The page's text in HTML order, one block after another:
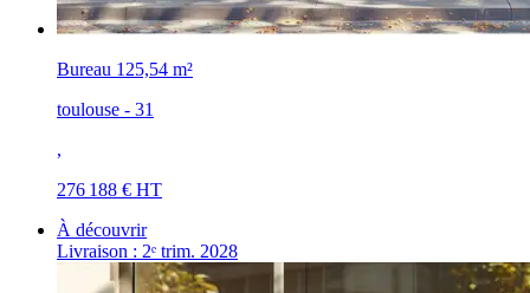
Bureau 125,54 m²
toulouse - 31
,
276 188 € HT
À découvrir
Livraison : 2ᵉ trim. 2028